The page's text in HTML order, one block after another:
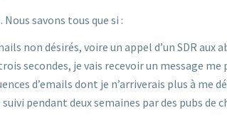
savons tous que si :
non désirés, voire un appel d’un SDR aux
secondes, je vais recevoir un message
d’emails dont je n’arriverais plus à me
pendant deux semaines par des pubs de